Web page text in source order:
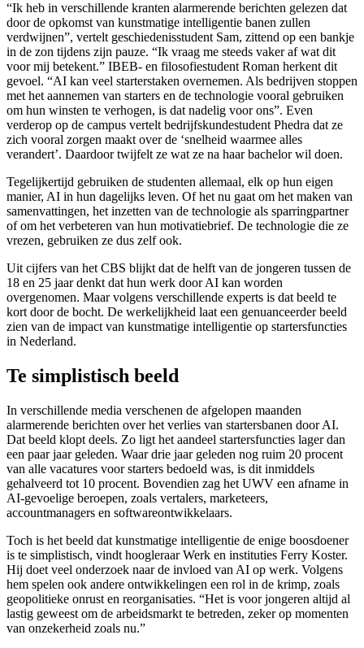
“Ik heb in verschillende kranten alarmerende berichten gelezen dat
door de opkomst van kunstmatige intelligentie banen zullen
verdwijnen”, vertelt geschiedenisstudent Sam, zittend op een bankje
in de zon tijdens zijn pauze. “Ik vraag me steeds vaker af wat dit
voor mij betekent.” IBEB- en filosofiestudent Roman herkent dit
gevoel. “AI kan veel starterstaken overnemen. Als bedrijven stoppen
met het aannemen van starters en de technologie vooral gebruiken
om hun winsten te verhogen, is dat nadelig voor ons”. Even
verderop op de campus vertelt bedrijfskundestudent Phedra dat ze
zich vooral zorgen maakt over de ‘snelheid waarmee alles
verandert’. Daardoor twijfelt ze wat ze na haar bachelor wil doen.
Tegelijkertijd gebruiken de studenten allemaal, elk op hun eigen
manier, AI in hun dagelijks leven. Of het nu gaat om het maken van
samenvattingen, het inzetten van de technologie als sparringpartner
of om het verbeteren van hun motivatiebrief. De technologie die ze
vrezen, gebruiken ze dus zelf ook.
Uit cijfers van het CBS blijkt dat de helft van de jongeren tussen de
18 en 25 jaar denkt dat hun werk door AI kan worden
overgenomen. Maar volgens verschillende experts is dat beeld te
kort door de bocht. De werkelijkheid laat een genuanceerder beeld
zien van de impact van kunstmatige intelligentie op startersfuncties
in Nederland.
Te simplistisch beeld
In verschillende media verschenen de afgelopen maanden
alarmerende berichten over het verlies van startersbanen door AI.
Dat beeld klopt deels. Zo ligt het aandeel startersfuncties lager dan
een paar jaar geleden. Waar drie jaar geleden nog ruim 20 procent
van alle vacatures voor starters bedoeld was, is dit inmiddels
gehalveerd tot 10 procent. Bovendien zag het UWV een afname in
AI-gevoelige beroepen, zoals vertalers, marketeers,
accountmanagers en softwareontwikkelaars.
Toch is het beeld dat kunstmatige intelligentie de enige boosdoener
is te simplistisch, vindt hoogleraar Werk en instituties Ferry Koster.
Hij doet veel onderzoek naar de invloed van AI op werk. Volgens
hem spelen ook andere ontwikkelingen een rol in de krimp, zoals
geopolitieke onrust en reorganisaties. “Het is voor jongeren altijd al
lastig geweest om de arbeidsmarkt te betreden, zeker op momenten
van onzekerheid zoals nu.”